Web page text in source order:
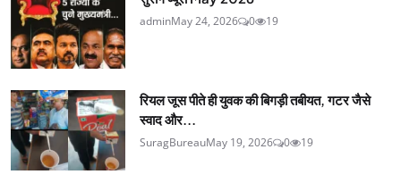
adminMay 24, 2026 0 19
रियल जूस पीते ही युवक की बिगड़ी तबीयत, गटर जैसे
स्वाद और...
SuragBureauMay 19, 2026 0 19